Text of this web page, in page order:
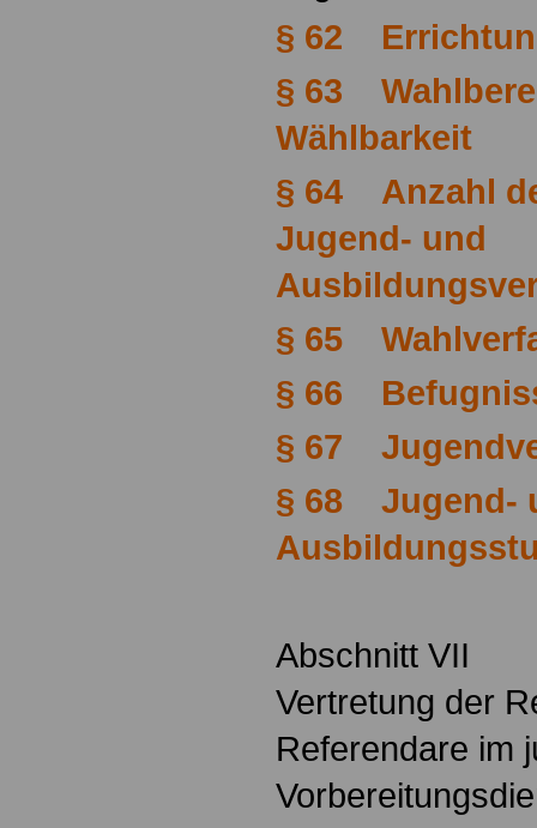
§ 62
§ 63
Wählbarkeit
§ 64 Anzahl
Jugend- und
§ 65
§ 66
§ 67
§ 68 Jugend-
Abschnitt VII
Vertretung der
Referendare im